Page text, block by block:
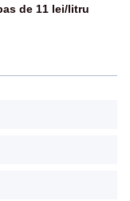
de 11 lei/litru